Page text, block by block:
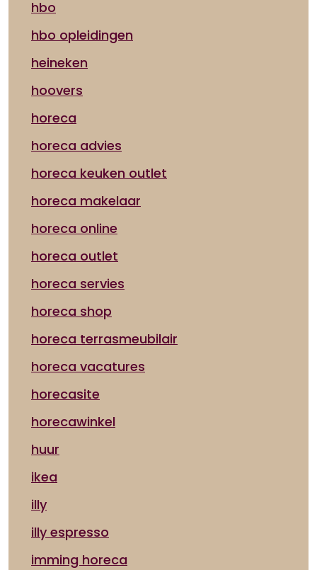
hbo
hbo opleidingen
heineken
hoovers
horeca
horeca advies
horeca keuken outlet
horeca makelaar
horeca online
horeca outlet
horeca servies
horeca shop
horeca terrasmeubilair
horeca vacatures
horecasite
horecawinkel
huur
ikea
illy
illy espresso
imming horeca